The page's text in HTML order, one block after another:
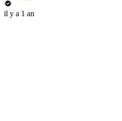
il y a 1 an